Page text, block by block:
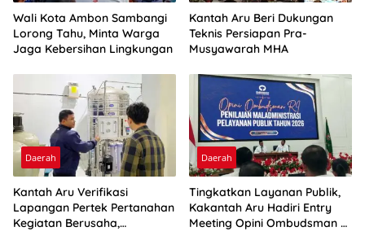
Wali Kota Ambon Sambangi
Lorong Tahu, Minta Warga
Jaga Kebersihan Lingkungan
Kantah Aru Beri Dukungan
Teknis Persiapan Pra-
Musyawarah MHA
Daerah
Kantah Aru Verifikasi
Lapangan Pertek Pertanahan
Kegiatan Berusaha,
Daerah
Tingkatkan Layanan Publik,
Kakantah Aru Hadiri Entry
Meeting Opini Ombudsman RI